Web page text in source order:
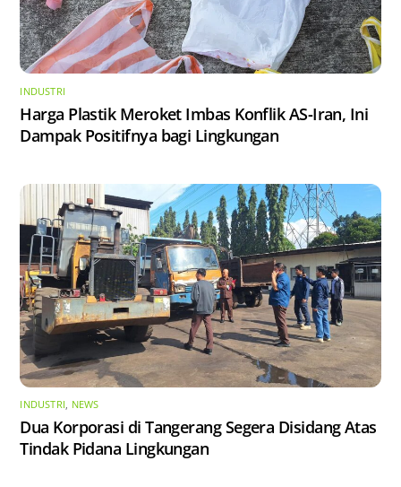
INDUSTRI
Harga Plastik Meroket Imbas Konflik AS-Iran, Ini
Dampak Positifnya bagi Lingkungan
INDUSTRI, NEWS
Dua Korporasi di Tangerang Segera Disidang Atas
Tindak Pidana Lingkungan